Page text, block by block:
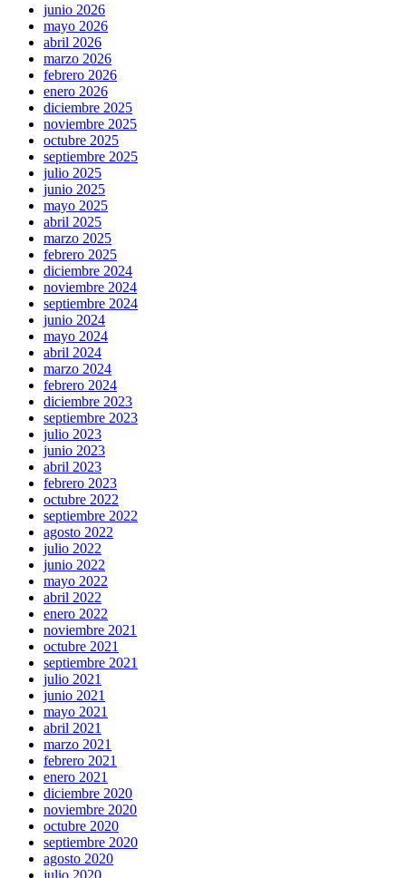
junio 2026
mayo 2026
abril 2026
marzo 2026
febrero 2026
enero 2026
diciembre 2025
noviembre 2025
octubre 2025
septiembre 2025
julio 2025
junio 2025
mayo 2025
abril 2025
marzo 2025
febrero 2025
diciembre 2024
noviembre 2024
septiembre 2024
junio 2024
mayo 2024
abril 2024
marzo 2024
febrero 2024
diciembre 2023
septiembre 2023
julio 2023
junio 2023
abril 2023
febrero 2023
octubre 2022
septiembre 2022
agosto 2022
julio 2022
junio 2022
mayo 2022
abril 2022
enero 2022
noviembre 2021
octubre 2021
septiembre 2021
julio 2021
junio 2021
mayo 2021
abril 2021
marzo 2021
febrero 2021
enero 2021
diciembre 2020
noviembre 2020
octubre 2020
septiembre 2020
agosto 2020
julio 2020